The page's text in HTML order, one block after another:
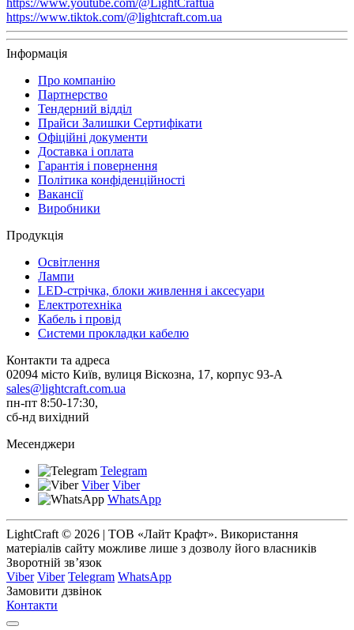
https://www.tiktok.com/@lightcraft.com.ua
Інформація
Про компанію
Партнерство
Тендерний відділ
Прайси Залишки Сертифікати
Офіційні документи
Доставка і оплата
Гарантія і повернення
Політика конфіденційності
Вакансії
Виробники
Продукція
Освітлення
Лампи
LED-стрічка, блоки живлення і аксесуари
Електротехніка
Кабель і провід
Системи прокладки кабелю
Контакти та адреса
02094 місто Київ, вулиця Віскозна, 17, корпус 93-А
sales@lightcraft.com.ua
пн-пт 8:50-17:30,
сб-нд вихідний
Месенджери
Telegram
Viber Viber
WhatsApp
LightCraft © 2026 | ТОВ «Лайт Крафт». Використання
матеріалів сайту можливе лише з дозволу його власників
Зворотній зв’язок
Viber Viber Telegram WhatsApp
Замовити дзвінок
Контакти